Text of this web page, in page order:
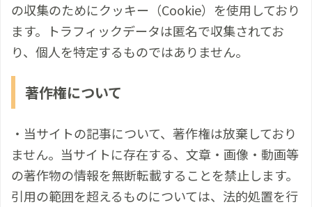
の収集のためにクッキー（Cookie）を使用しており
ます。トラフィックデータは匿名で収集されてお
り、個人を特定するものではありません。
著作権について
・当サイトの記事について、著作権は放棄しており
ません。当サイトに存在する、文章・画像・動画等
の著作物の情報を無断転載することを禁止します。
引用の範囲を超えるものについては、法的処置を行